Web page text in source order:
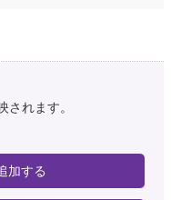
れます。
加する